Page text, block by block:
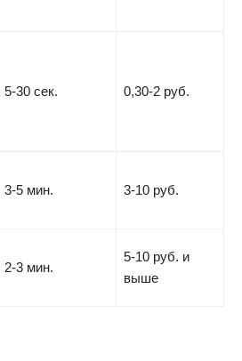
5-30 сек. 0,30-2 руб.
3-5 мин. 3-10 руб.
2-3 мин.
5-10 руб. и
выше